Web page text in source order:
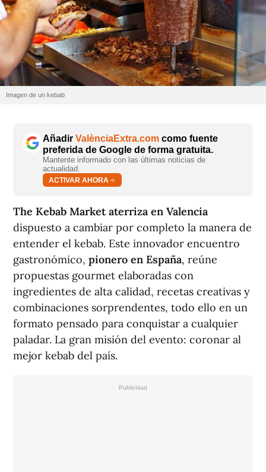
Imagen de un kebab
Añadir ValènciaExtra.com como fuente
preferida de Google de forma gratuita.
Mantente informado con las últimas noticias de
actualidad.
ACTIVAR AHORA
The Kebab Market aterriza en Valencia
dispuesto a cambiar por completo la manera de
entender el kebab. Este innovador encuentro
gastronómico, pionero en España, reúne
propuestas gourmet elaboradas con
ingredientes de alta calidad, recetas creativas y
combinaciones sorprendentes, todo ello en un
formato pensado para conquistar a cualquier
paladar. La gran misión del evento: coronar al
mejor kebab del país.